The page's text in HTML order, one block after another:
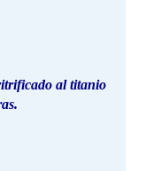
al titanio